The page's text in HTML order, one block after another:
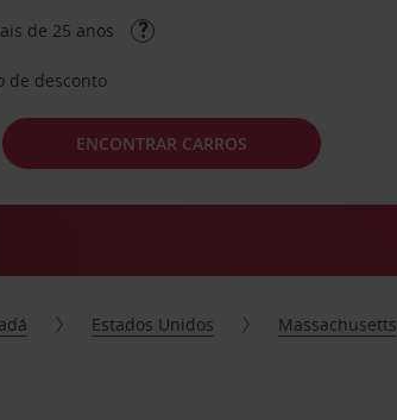
de 25 anos
de desconto
ENCONTRAR CARROS
Estados Unidos
Massachusetts